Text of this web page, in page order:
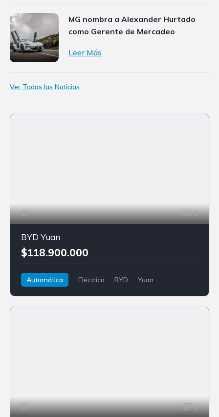
MG nombra a Alexander Hurtado
como Gerente de Mercadeo
Leer Más
Ver Todas las Noticias
1
BYD Yuan
$118.900.000
Automática Eléctrico BYD Yuan
1